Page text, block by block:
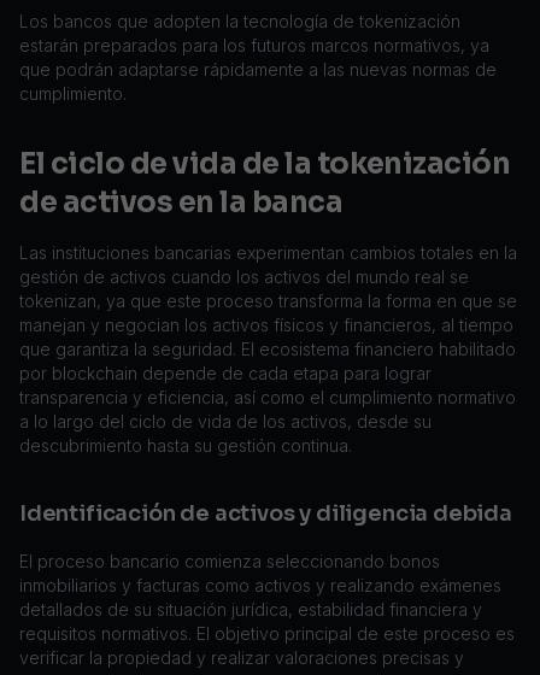
Los bancos que adopten la tecnología de tokenización
estarán preparados para los futuros marcos normativos, ya
que podrán adaptarse rápidamente a las nuevas normas de
cumplimiento.
El ciclo de vida de la tokenización
de activos en la banca
Las instituciones bancarias experimentan cambios totales en la
gestión de activos cuando los activos del mundo real se
tokenizan, ya que este proceso transforma la forma en que se
manejan y negocian los activos físicos y financieros, al tiempo
que garantiza la seguridad. El ecosistema financiero habilitado
por blockchain depende de cada etapa para lograr
transparencia y eficiencia, así como el cumplimiento normativo
a lo largo del ciclo de vida de los activos, desde su
descubrimiento hasta su gestión continua.
Identificación de activos y diligencia debida
El proceso bancario comienza seleccionando bonos
inmobiliarios y facturas como activos y realizando exámenes
detallados de su situación jurídica, estabilidad financiera y
requisitos normativos. El objetivo principal de este proceso es
verificar la propiedad y realizar valoraciones precisas y